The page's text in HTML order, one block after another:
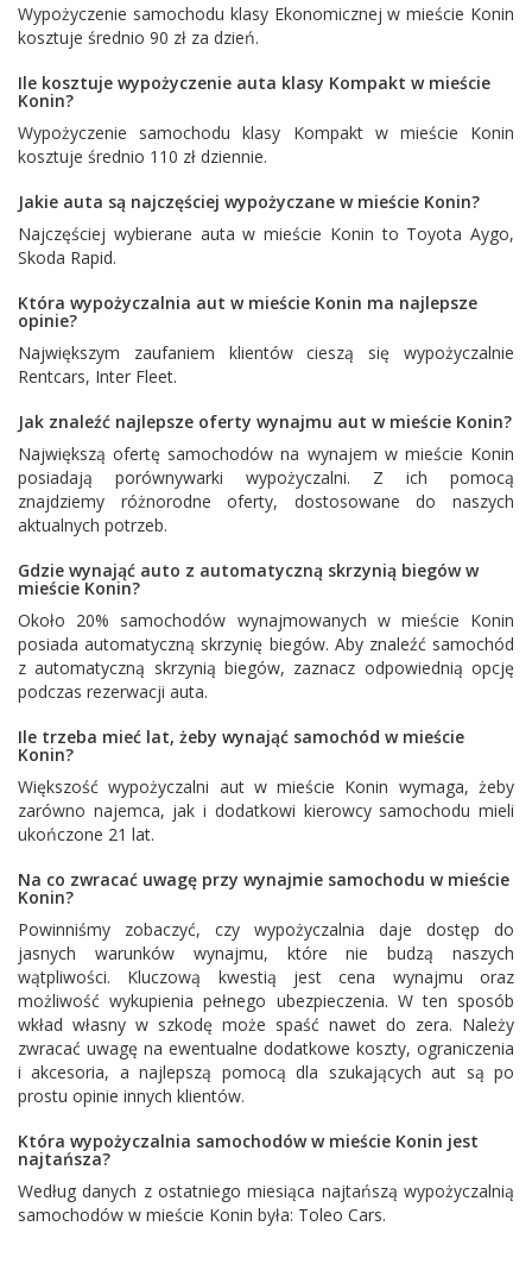
Wypożyczenie samochodu klasy Ekonomicznej w mieście Konin
kosztuje średnio 90 zł za dzień.
Ile kosztuje wypożyczenie auta klasy Kompakt w mieście
Konin?
Wypożyczenie samochodu klasy Kompakt w mieście Konin
kosztuje średnio 110 zł dziennie.
Jakie auta są najczęściej wypożyczane w mieście Konin?
Najczęściej wybierane auta w mieście Konin to Toyota Aygo,
Skoda Rapid.
Która wypożyczalnia aut w mieście Konin ma najlepsze
opinie?
Największym zaufaniem klientów cieszą się wypożyczalnie
Rentcars, Inter Fleet.
Jak znaleźć najlepsze oferty wynajmu aut w mieście Konin?
Największą ofertę samochodów na wynajem w mieście Konin
posiadają porównywarki wypożyczalni. Z ich pomocą
znajdziemy różnorodne oferty, dostosowane do naszych
aktualnych potrzeb.
Gdzie wynająć auto z automatyczną skrzynią biegów w
mieście Konin?
Około 20% samochodów wynajmowanych w mieście Konin
posiada automatyczną skrzynię biegów. Aby znaleźć samochód
z automatyczną skrzynią biegów, zaznacz odpowiednią opcję
podczas rezerwacji auta.
Ile trzeba mieć lat, żeby wynająć samochód w mieście
Konin?
Większość wypożyczalni aut w mieście Konin wymaga, żeby
zarówno najemca, jak i dodatkowi kierowcy samochodu mieli
ukończone 21 lat.
Na co zwracać uwagę przy wynajmie samochodu w mieście
Konin?
Powinniśmy zobaczyć, czy wypożyczalnia daje dostęp do
jasnych warunków wynajmu, które nie budzą naszych
wątpliwości. Kluczową kwestią jest cena wynajmu oraz
możliwość wykupienia pełnego ubezpieczenia. W ten sposób
wkład własny w szkodę może spaść nawet do zera. Należy
zwracać uwagę na ewentualne dodatkowe koszty, ograniczenia
i akcesoria, a najlepszą pomocą dla szukających aut są po
prostu opinie innych klientów.
Która wypożyczalnia samochodów w mieście Konin jest
najtańsza?
Według danych z ostatniego miesiąca najtańszą wypożyczalnią
samochodów w mieście Konin była: Toleo Cars.